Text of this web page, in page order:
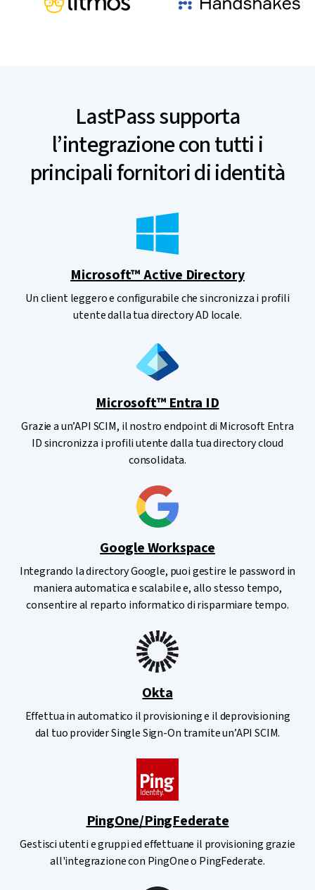
LastPass supporta
l’integrazione con tutti i
principali fornitori di identità
Microsoft™ Active Directory
Un client leggero e configurabile che sincronizza i profili
utente dalla tua directory AD locale.
Microsoft™ Entra ID
Grazie a un’API SCIM, il nostro endpoint di Microsoft Entra
ID sincronizza i profili utente dalla tua directory cloud
consolidata.
Google Workspace
Integrando la directory Google, puoi gestire le password in
maniera automatica e scalabile e, allo stesso tempo,
consentire al reparto informatico di risparmiare tempo.
Okta
Effettua in automatico il provisioning e il deprovisioning
dal tuo provider Single Sign-On tramite un’API SCIM.
PingOne/PingFederate
Gestisci utenti e gruppi ed effettuane il provisioning grazie
all'integrazione con PingOne o PingFederate.